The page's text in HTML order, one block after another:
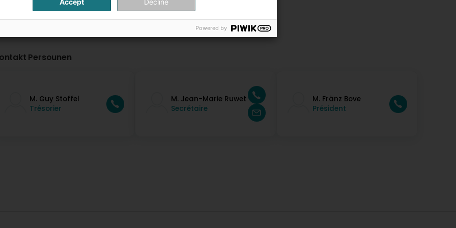
Persounen
M. Guy Stoffel
Trésorier
M. Jean-Marie Ruwet
Secrétaire
M. Fränz Bove
Président
Accept Decline
Powered by